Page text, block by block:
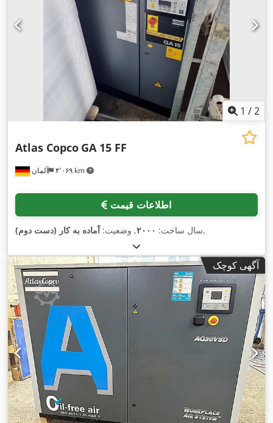
1 /2
آلمان ۴٬۰۶۹ km
Atlas Copco GA 15 FF
اطلاعات قیمت
سال ساخت: ۲۰۰۰, وضعیت: آماده به کار (دست دوم) ,
آگهی کوچک